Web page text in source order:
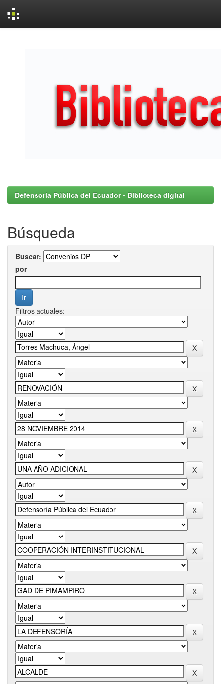
Defensoría Pública del Ecuador - Biblioteca digital
Búsqueda
Buscar:
por
Filtros actuales: